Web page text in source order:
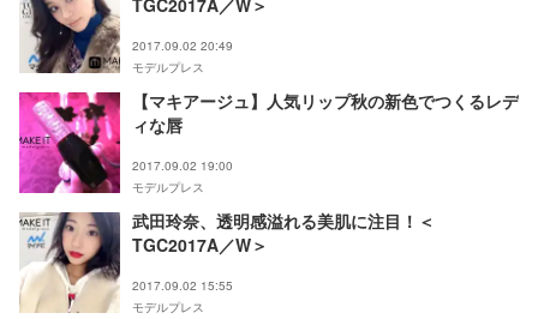
TGC2017A／W＞
2017.09.02 20:49
モデルプレス
【マキアージュ】人気リップ秋の新色でつくるレデ
ィな唇
2017.09.02 19:00
モデルプレス
武田玲奈、透明感溢れる美肌に注目！＜
TGC2017A／W＞
2017.09.02 15:55
モデルプレス